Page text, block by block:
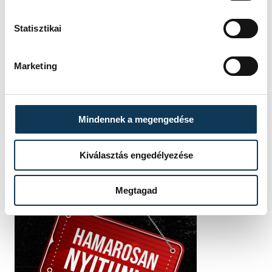
Statisztikai
Marketing
Mindennek a megengedése
Kiválasztás engedélyezése
Megtagad
vehir.hu